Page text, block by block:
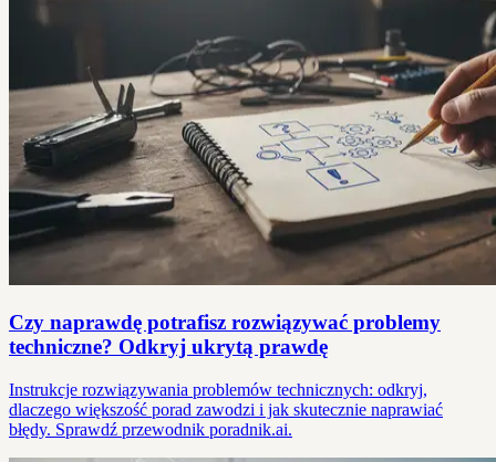
Czy naprawdę potrafisz rozwiązywać problemy
techniczne? Odkryj ukrytą prawdę
Instrukcje rozwiązywania problemów technicznych: odkryj,
dlaczego większość porad zawodzi i jak skutecznie naprawiać
błędy. Sprawdź przewodnik poradnik.ai.